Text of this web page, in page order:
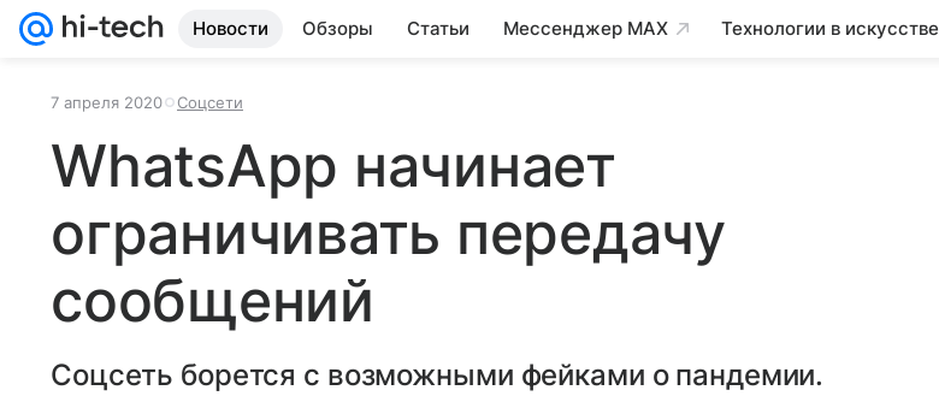
Новости Обзоры Статьи Мессенджер MAX Технологии в искусстве
7 апреля 2020 Соцсети
WhatsApp начинает
ограничивать передачу
сообщений
Соцсеть борется с возможными фейками о пандемии.